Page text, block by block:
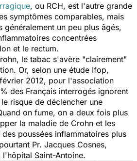
, ou RCH, est l'autre grande
symptômes comparables, mais
généralement un peu plus âgés,
concentrées
et le rectum.
le tabac s'avère "clairement"
Or, selon une étude Ifop,
2012, pour l'association
des Français interrogés ignorent
risque de déclencher une
on fume, on a deux fois plus
la maladie de Crohn et les
poussées inflammatoires plus
Pr. Jacques Cosnes,
Saint-Antoine.